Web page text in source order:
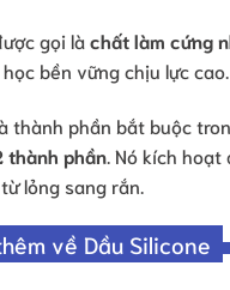
gọi là chất làm cứng
bền vững chịu lực cao.
thành phần bắt buộc
thành phần . Nó kích
lỏng sang rắn.
về Dầu Silicone